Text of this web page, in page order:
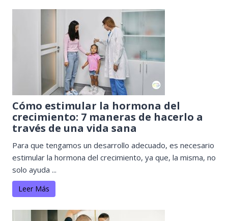
Cómo estimular la hormona del
crecimiento: 7 maneras de hacerlo a
través de una vida sana
Para que tengamos un desarrollo adecuado, es necesario
estimular la hormona del crecimiento, ya que, la misma, no
solo ayuda ...
Leer Más